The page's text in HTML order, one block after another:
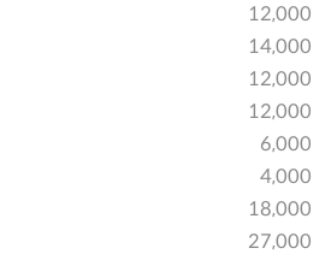
12,000
14,000
12,000
12,000
6,000
4,000
18,000
27,000